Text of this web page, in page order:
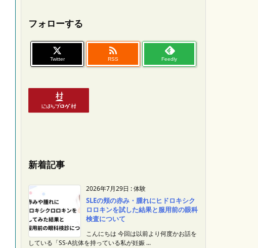
フォローする
Twitter

RSS Feedly
新着記事
2026年7月29日 :体験
SLEの頬の赤み・腫れにヒドロキシク
ロロキンを試した結果と服用前の眼科
検査について
こんにちは 今回は以前より何度かお話を
している「SS-A抗体を持っている私が妊娠 ...